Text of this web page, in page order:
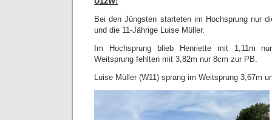
Bei den Jüngsten starteten im Hochsprung nur
und die 11-Jährige Luise Müller.
Im Hochsprung blieb Henriette mit 1,11m
Weitsprung fehlten mit 3,82m nur 8cm zur PB.
Luise Müller (W11) sprang im Weitsprung 3,67m